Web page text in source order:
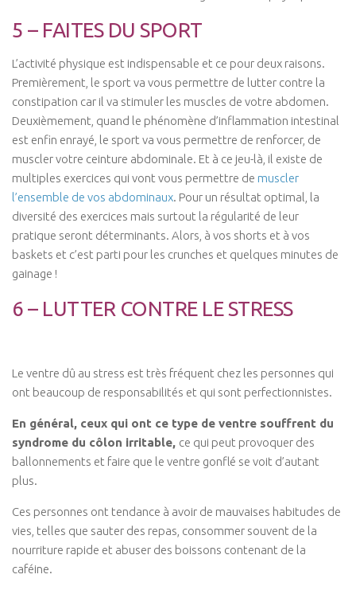
5 – FAITES DU SPORT
L’activité physique est indispensable et ce pour deux raisons.
Premièrement, le sport va vous permettre de lutter contre la
constipation car il va stimuler les muscles de votre abdomen.
Deuxièmement, quand le phénomène d’inflammation intestinal
est enfin enrayé, le sport va vous permettre de renforcer, de
muscler votre ceinture abdominale. Et à ce jeu-là, il existe de
multiples exercices qui vont vous permettre de muscler
l’ensemble de vos abdominaux. Pour un résultat optimal, la
diversité des exercices mais surtout la régularité de leur
pratique seront déterminants. Alors, à vos shorts et à vos
baskets et c’est parti pour les crunches et quelques minutes de
gainage !
6 – LUTTER CONTRE LE STRESS
Le ventre dû au stress est très fréquent chez les personnes qui
ont beaucoup de responsabilités et qui sont perfectionnistes.
En général, ceux qui ont ce type de ventre souffrent du
syndrome du côlon irritable, ce qui peut provoquer des
ballonnements et faire que le ventre gonflé se voit d’autant
plus.
Ces personnes ont tendance à avoir de mauvaises habitudes de
vies, telles que sauter des repas, consommer souvent de la
nourriture rapide et abuser des boissons contenant de la
caféine.